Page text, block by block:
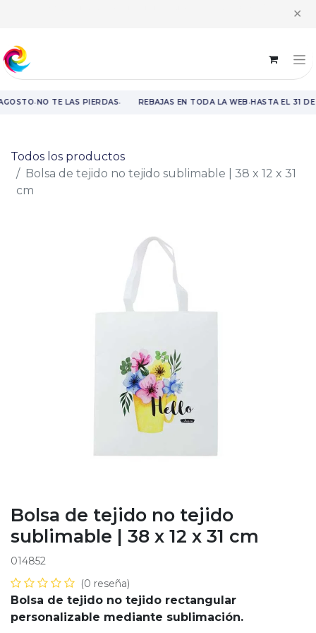
✕
·NO TE LAS PIERDAS· REBAJAS EN TODA LA WEB·HASTA EL 31 DE
Todos los productos
Bolsa de tejido no tejido sublimable | 38 x 12 x 31
cm
Bolsa de tejido no tejido
sublimable | 38 x 12 x 31 cm
014852
(0 reseña)
Bolsa de tejido no tejido rectangular
personalizable mediante sublimación.